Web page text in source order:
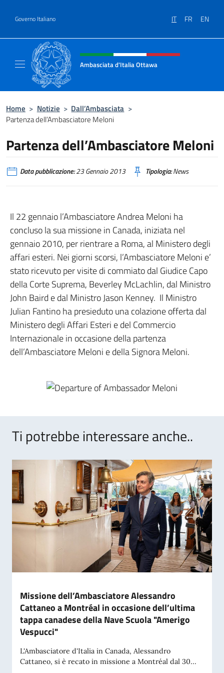
Governo Italiano IT FR EN
Intestazione sito, social e menù
Ambasciata d'Italia Ottawa
Home > Notizie > Dall’Ambasciata >
Partenza dell’Ambasciatore Meloni
Partenza dell’Ambasciatore Meloni
Data pubblicazione:23 Gennaio 2013 Tipologia:News
Il 22 gennaio l’Ambasciatore Andrea Meloni ha
concluso la sua missione in Canada, iniziata nel
gennaio 2010, per rientrare a Roma, al Ministero degli
affari esteri. Nei giorni scorsi, l’Ambasciatore Meloni e’
stato ricevuto per visite di commiato dal Giudice Capo
della Corte Suprema, Beverley McLachlin, dal Ministro
John Baird e dal Ministro Jason Kenney. Il Ministro
Julian Fantino ha presieduto una colazione offerta dal
Ministero degli Affari Esteri e del Commercio
Internazionale in occasione della partenza
dell’Ambasciatore Meloni e della Signora Meloni.
Ti potrebbe interessare anche..
Missione dell’Ambasciatore Alessandro
Cattaneo a Montréal in occasione dell’ultima
tappa canadese della Nave Scuola "Amerigo
Vespucci"
L'Ambasciatore d'Italia in Canada, Alessandro
Cattaneo, si è recato in missione a Montréal dal 30...